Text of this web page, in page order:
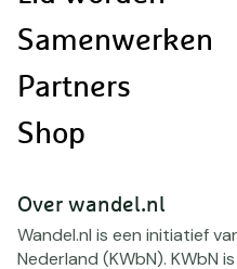
Samenwerken
Partners
Shop
Over wandel.nl
Wandel.nl is een initiatief
Nederland (KWbN). KWbN